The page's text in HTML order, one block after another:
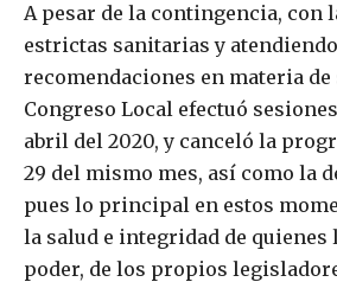
A pesar de la contingencia, con
estrictas sanitarias y
recomendaciones en materia de
Congreso Local efectuó
abril del 2020, y canceló la
29 del mismo mes, así como la
pues lo principal en estos
la salud e integridad de quienes
poder, de los propios